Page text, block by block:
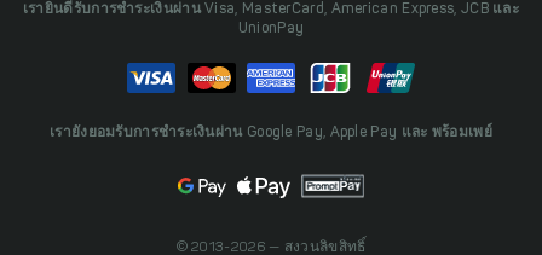
เรายินดีรับการชำระเงินผ่าน Visa, MasterCard, American Express, JCB และ
UnionPay
เรายังยอมรับการชำระเงินผ่าน Google Pay, Apple Pay และ พร้อมเพย์
© 2013-2026 — สงวนลิขสิทธิ์